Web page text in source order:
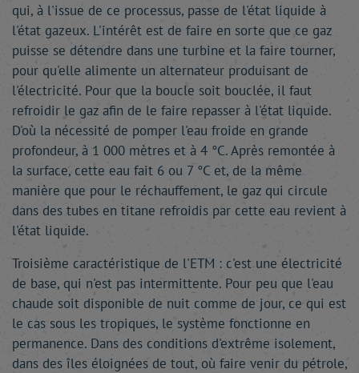
qui, à l'issue de ce processus, passe de l'état liquide à
l'état gazeux. L'intérêt est de faire en sorte que ce gaz
puisse se détendre dans une turbine et la faire tourner,
pour qu'elle alimente un alternateur produisant de
l'électricité. Pour que la boucle soit bouclée, il faut
refroidir le gaz afin de le faire repasser à l'état liquide.
D'où la nécessité de pomper l'eau froide en grande
profondeur, à 1 000 mètres et à 4 °C. Après remontée à
la surface, cette eau fait 6 ou 7 °C et, de la même
manière que pour le réchauffement, le gaz qui circule
dans des tubes en titane refroidis par cette eau revient à
l'état liquide.
Troisième caractéristique de l'ETM : c'est une électricité
de base, qui n'est pas intermittente. Pour peu que l'eau
chaude soit disponible de nuit comme de jour, ce qui est
le cas sous les tropiques, le système fonctionne en
permanence. Dans des conditions d'extrême isolement,
dans des îles éloignées de tout, où faire venir du pétrole,